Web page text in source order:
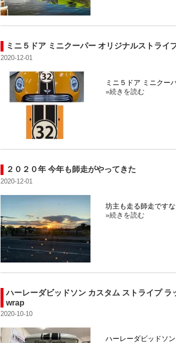
ミニ５ドア ミニクーパー オリジナルストラ
2020-12-01
ミニ５ドア ミニクー
»続きを読む
２０２０年 今年も師走がやってきた
2020-12-01
坊主も走る師走です
»続きを読む
ハーレーダビッドソン カスタム ストライプ
wrap
2020-10-10
ハーレーダビッドソ